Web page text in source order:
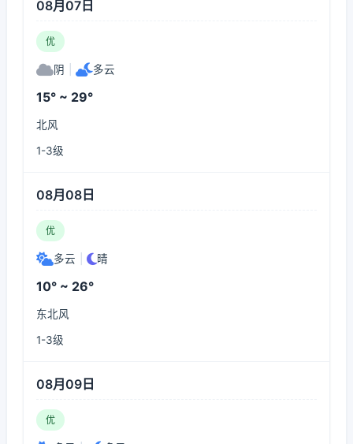
08月07日
优
阴 多云
15° ~ 29°
北风
1-3级
08月08日
优
多云 晴
10° ~ 26°
东北风
1-3级
08月09日
优